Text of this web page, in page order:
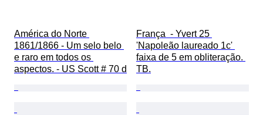
América do Norte
1861/1866 - Um selo belo
e raro em todos os
aspectos. - US Scott # 70 d
França  - Yvert 25
'Napoleão laureado 1c'
faixa de 5 em obliteração.
TB.